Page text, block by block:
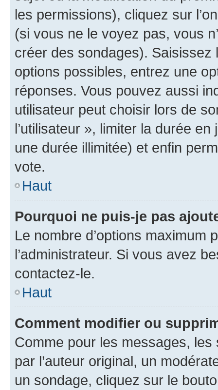
les permissions), cliquez sur
(si vous ne le voyez pas, vous
créer des sondages).
options possibles, entrez une
réponses. Vous pouvez aussi
utilisateur peut choisir lors de
l’utilisateur », limiter la durée
une durée illimitée) et enfin
vote.
Haut
Pourquoi ne puis-je pas
Le nombre d’options maximum
l’administrateur. Si vous avez
contactez-le.
Haut
Comment modifier ou
Comme pour les messages,
par l’auteur original, un
un sondage, cliquez sur le